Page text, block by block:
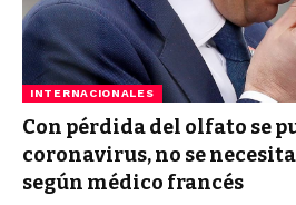
INTERNACIONALES
Con pérdida del olfato se
coronavirus, no se
según médico francés